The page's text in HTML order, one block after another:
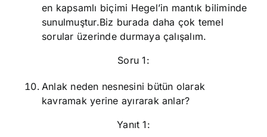
en kapsamlı biçimi Hegel’in mantık biliminde
sunulmuştur.Biz burada daha çok temel
sorular üzerinde durmaya çalışalım.
Soru 1:
Anlak neden nesnesini bütün olarak
kavramak yerine ayırarak anlar?
Yanıt 1: